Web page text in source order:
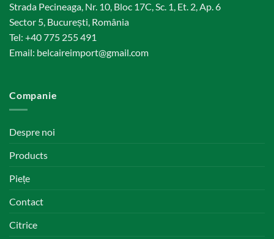
Strada Pecineaga, Nr. 10, Bloc 17C, Sc. 1, Et. 2, Ap. 6
Sector 5, București, România
Tel: +40 775 255 491
Email: belcaireimport@gmail.com
Companie
Despre noi
Products
Piețe
Contact
Citrice